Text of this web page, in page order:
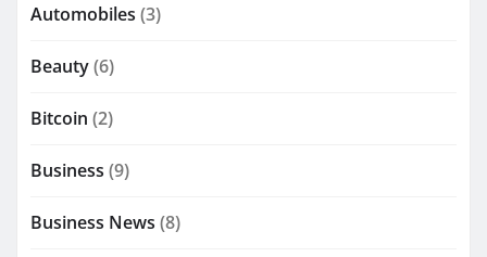
Automobiles (3)
Beauty(6)
Bitcoin (2)
Business (9)
Business News (8)